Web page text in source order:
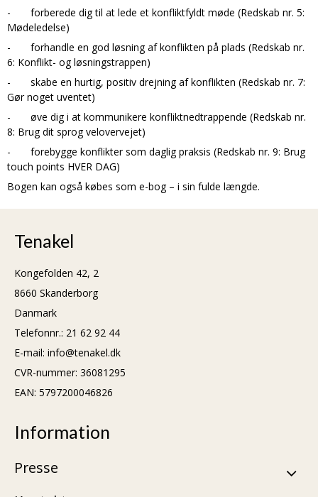
- forberede dig til at lede et konfliktfyldt møde (Redskab nr. 5:
Mødeledelse)
- forhandle en god løsning af konflikten på plads (Redskab nr.
6: Konflikt- og løsningstrappen)
- skabe en hurtig, positiv drejning af konflikten (Redskab nr. 7:
Gør noget uventet)
- øve dig i at kommunikere konfliktnedtrappende (Redskab nr.
8: Brug dit sprog velovervejet)
- forebygge konflikter som daglig praksis (Redskab nr. 9: Brug
touch points HVER DAG)
Bogen kan også købes som e-bog – i sin fulde længde.
Tenakel
Kongefolden 42, 2
8660 Skanderborg
Danmark
Telefonnr.: 21 62 92 44
E-mail: info@tenakel.dk
CVR-nummer: 36081295
EAN: 5797200046826
Information
Presse